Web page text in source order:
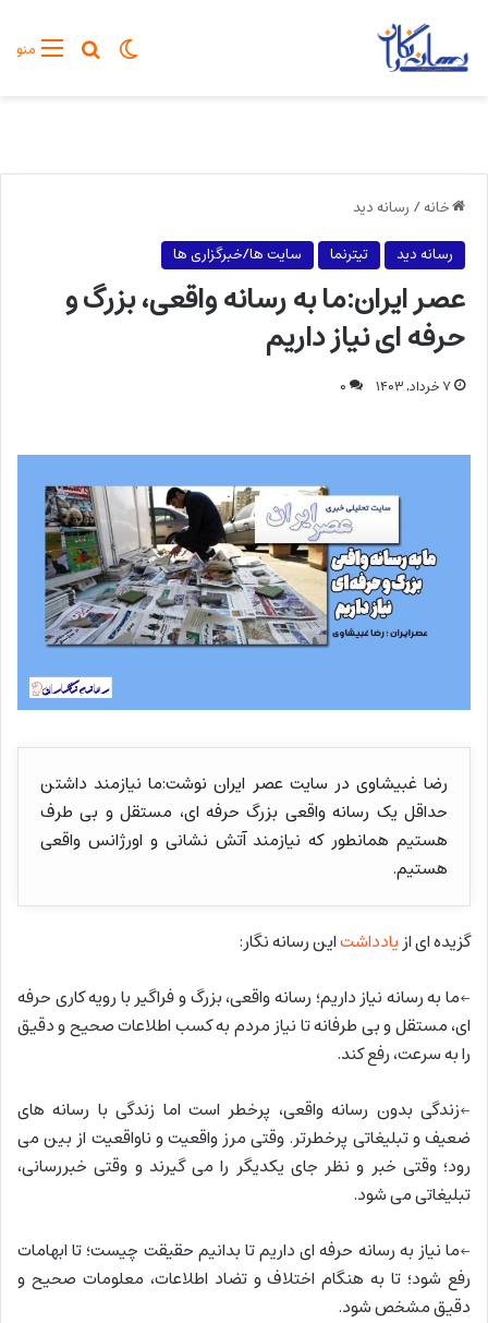
منوجستجو
تغییر پوسته
خانه/ رسانه دید
رسانه دید
تیترنما سایت ها/خبرگزاری ها
عصر ایران:ما به رسانه واقعی، بزرگ و
حرفه ای نیاز داریم
۷ خرداد, ۱۴۰۳ ۰
رضا غبیشاوی در سایت عصر ایران نوشت:ما نیازمند داشتن
حداقل یک رسانه واقعی بزرگ حرفه ای، ‌مستقل و بی طرف
هستیم همانطور که نیازمند آتش نشانی و اورژانس واقعی
هستیم.
گزیده ای ازیادداشتاین رسانه نگار:
←ما به رسانه نیاز داریم؛ رسانه واقعی، بزرگ و فراگیر با رویه کاری حرفه
ای، مستقل و بی طرفانه تا نیاز مردم به کسب اطلاعات صحیح و دقیق
را به سرعت، رفع کند.
←زندگی بدون رسانه واقعی،‌ پرخطر است اما زندگی با رسانه های
ضعیف و تبلیغاتی پرخطرتر. وقتی مرز واقعیت و ناواقعیت از بین می
رود؛ وقتی خبر و نظر جای یکدیگر را می گیرند و وقتی خبررسانی،‌
تبلیغاتی می شود.
←ما نیاز به رسانه حرفه ای داریم تا بدانیم حقیقت چیست؛ تا ابهامات
رفع شود؛ تا به هنگام اختلاف و تضاد اطلاعات، معلومات صحیح و
دقیق مشخص شود.